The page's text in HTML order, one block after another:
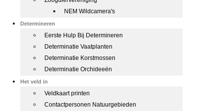
NEM Wildcamera's
Determineren
Eerste Hulp Bij Determineren
Determinatie Vaatplanten
Determinatie Korstmossen
Determinatie Orchideeën
Het veld in
Veldkaart printen
Contactpersonen Natuurgebieden